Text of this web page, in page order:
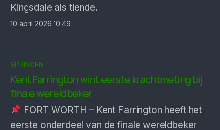
Kingsdale als tiende.
10 april 2026 10:49
SPRINGEN
Kent Farrington wint eerste krachtmeting bij
finale wereldbeker
FORT WORTH – Kent Farrington heeft het
eerste onderdeel van de finale wereldbeker